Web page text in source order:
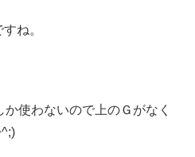
ね。
使わないので上のＧがなく